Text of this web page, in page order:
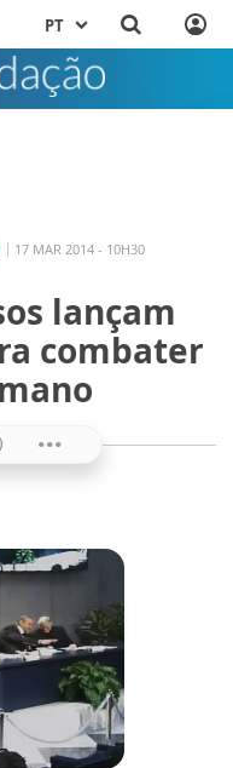
PT
17 MAR 2014 - 10H30
lançam
combater